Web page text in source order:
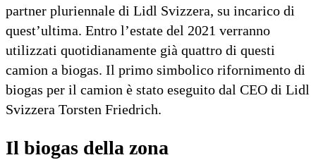
partner pluriennale di Lidl Svizzera, su incarico di
quest’ultima. Entro l’estate del 2021 verranno
utilizzati quotidianamente già quattro di questi
camion a biogas. Il primo simbolico rifornimento di
biogas per il camion è stato eseguito dal CEO di Lidl
Svizzera Torsten Friedrich.
Il biogas della zona